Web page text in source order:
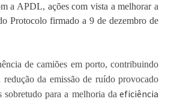
a APDL, ações com vista a melhorar a
Protocolo firmado a 9 de dezembro de
de camiões em porto, contribuindo
da emissão de ruído provocado
sobretudo para a melhoria da eficiência